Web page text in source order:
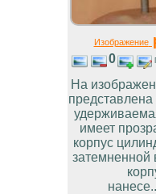
Изображение
0
На
имеет
корпус
затемненной